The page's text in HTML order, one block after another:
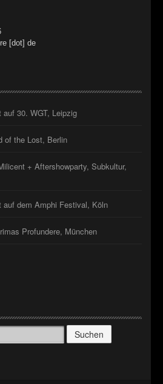
[dot] de
30. WGT, Leipzig
of the Lost, Berlin
+ Aftershowparty, Subkultur,
auf dem Amphi Festival, Köln
Profundere, München